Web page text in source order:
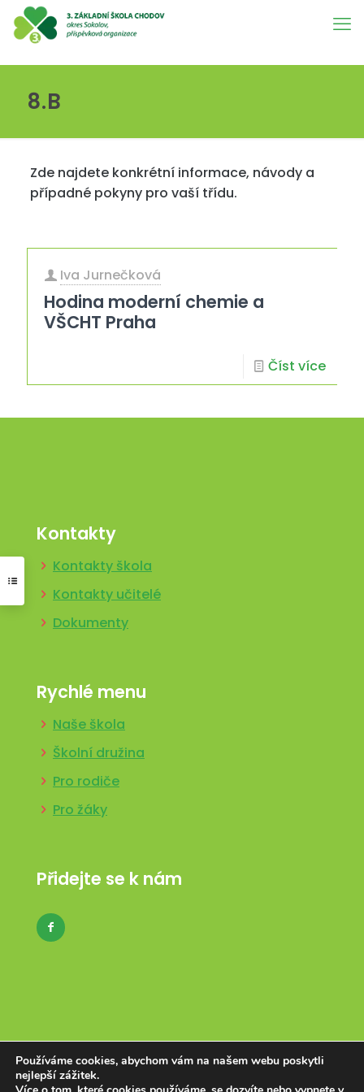
8.B
Zde najdete konkrétní informace, návody a
případné pokyny pro vaší třídu.
Iva Jurnečková
Hodina moderní chemie a
VŠCHT Praha
Číst více
Kontakty
Kontakty škola
Kontakty učitelé
Dokumenty
Rychlé menu
Naše škola
Školní družina
Pro rodiče
Pro žáky
Přidejte se k nám
Realizace: 2022 © zs3chodov.cz. All Rights
Používáme cookies, abychom vám na našem webu poskytli
nejlepší zážitek.